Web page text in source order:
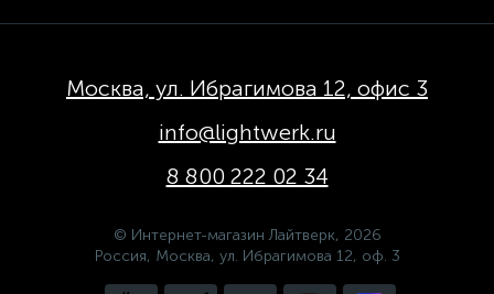
Москва, ул. Ибрагимова 12, офис 3
info@lightwerk.ru
8 800 222 02 34
© Интернет-магазин Лайтверк, 2026
Россия, Москва, ул. Ибрагимова 12, оф. 3